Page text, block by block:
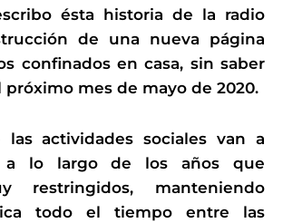
ésta historia de la radio
de una nueva página
confinados en casa, sin saber
próximo mes de mayo de 2020.
actividades sociales van a
a lo largo de los años que
restringidos, manteniendo
todo el tiempo entre las